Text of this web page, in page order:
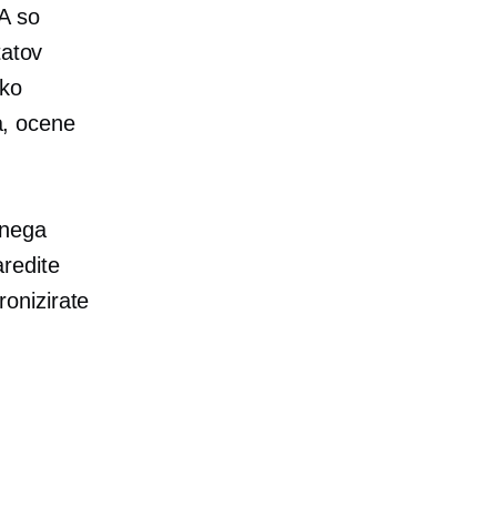
so
ocene